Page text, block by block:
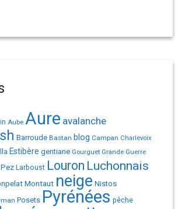
Aube Aure avalanche
Barroude Bastan blog Campan Charlevoix
Estibère gentiane Gourguet Grande Guerre
Pez Larboust Louron Luchonnais
Montaut neige Nistos
Posets Pyrénées pêche